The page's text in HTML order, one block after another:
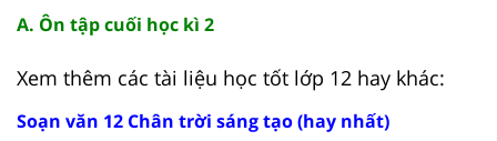
A. Ôn tập cuối học kì 2
Xem thêm các tài liệu học tốt lớp 12 hay khác:
Soạn văn 12 Chân trời sáng tạo (hay nhất)